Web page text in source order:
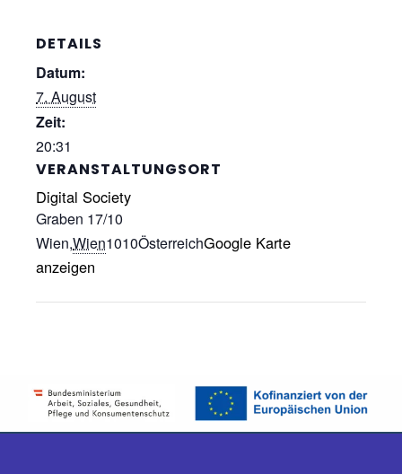
DETAILS
Datum:
7. August
Zeit:
20:31
VERANSTALTUNGSORT
Digital Society
Graben 17/10
Wien,Wien1010ÖsterreichGoogle Karte
anzeigen